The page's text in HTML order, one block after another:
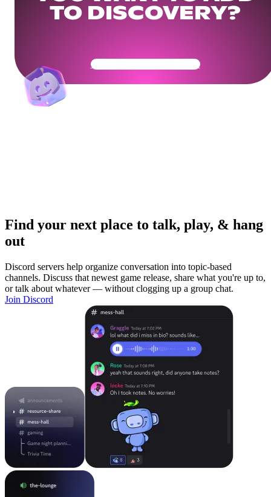
TO DISCOVERY?
Get Your Community Ready
Find your next place to talk, play, & hang
out
Discord servers help organize conversation into topic-based
channels. Discuss that newest game release, share what you're up to,
or talk about whatever — without clogging up a group chat.
Join Discord